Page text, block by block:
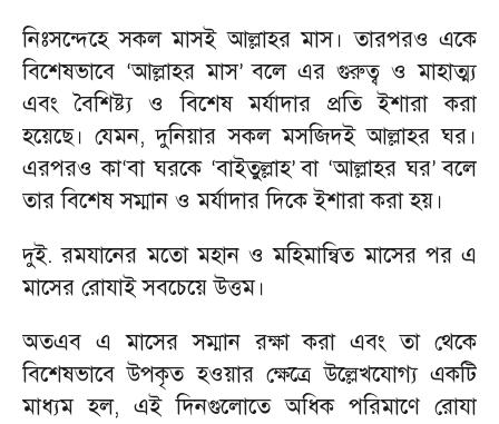
নিঃসন্দেহে সকল মাসই আল্লাহর মাস। তারপরও একে
বিশেষভাবে ‘আল্লাহর মাস’ বলে এর গুরুত্ব ও মাহাত্ম্য
এবং বৈশিষ্ট্য ও বিশেষ মর্যাদার প্রতি ইশারা করা
হয়েছে। যেমন,দুনিয়ার সকল মসজিদই আল্লাহর ঘর।
এরপরও কা‘বা ঘরকে ‘বাইতুল্লাহ’ বা ‘আল্লাহর ঘর’ বলে
তার বিশেষ সম্মান ও মর্যাদার দিকে ইশারা করা হয়।
দুই. রমযানের মতো মহান ও মহিমান্বিত মাসের পর এ
মাসের রোযাই সবচেয়ে উত্তম।
অতএব এ মাসের সম্মান রক্ষা করা এবং তা থেকে
বিশেষভাবে উপকৃত হওয়ার ক্ষেত্রে উল্লেখযোগ্য একটি
মাধ্যম হল, এই দিনগুলোতে অধিক পরিমাণে রোযা